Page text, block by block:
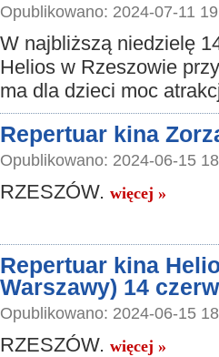
Opublikowano: 2024-07-11
W najbliższą niedzielę
Helios w Rzeszowie
ma dla dzieci moc
Repertuar kina
Opublikowano: 2024-06-15
RZESZÓW. więcej »
Repertuar kina
Warszawy) 14
Opublikowano: 2024-06-15
RZESZÓW. więcej »